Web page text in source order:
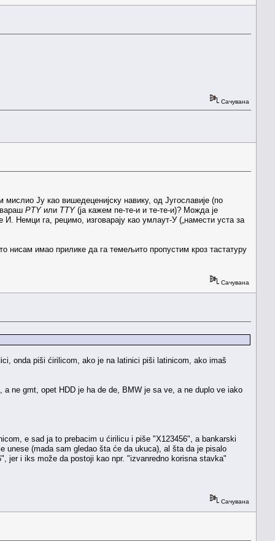
Сачувана
мислио Ју као вишедеценијску навику, од Југославије (по
PTYили TTY(ја кажем пе-те-и и те-те-и)? Можда је
Немци га, рецимо, изговарају као умлаут-У („намести уста за
нисам имао прилике да га темељито пропустим кроз тастатуру
Сачувана
onda piši ćirilicom, ako je na latinici piši latinicom, ako imaš
ne gmt, opet HDD je ha de de, BMW je sa ve, a ne duplo ve iako
e sad ja to prebacim u ćirilicu i piše "X123456", a bankarski
unese (mada sam gledao šta će da ukuca), al šta da je pisalo
jer i iks može da postoji kao npr. "izvanredno korisna stavka"
Сачувана